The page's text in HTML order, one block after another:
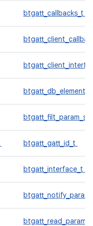
btgatt_callbacks_t
btgatt_db_element_t
btgatt_gatt_id_t
btgatt_interface_t